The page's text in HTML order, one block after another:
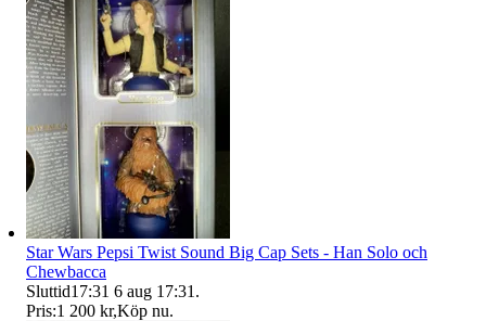
Star Wars Pepsi Twist Sound Big Cap Sets - Han Solo och
Chewbacca
Sluttid17:31 6 aug 17:31 .
Pris:1 200 kr,Köp nu.